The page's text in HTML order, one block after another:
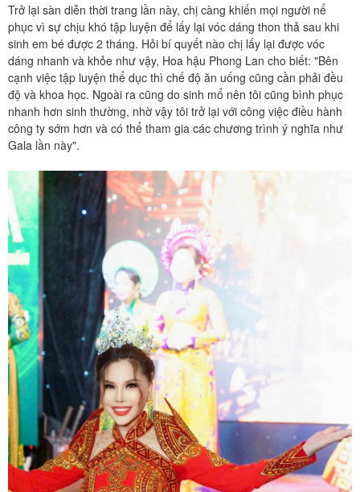
Trở lại sàn diễn thời trang lần này, chị càng khiến mọi người nể
phục vì sự chịu khó tập luyện để lấy lại vóc dáng thon thả sau khi
sinh em bé được 2 tháng. Hỏi bí quyết nào chị lấy lại được vóc
dáng nhanh và khỏe như vậy, Hoa hậu Phong Lan cho biết: "Bên
cạnh việc tập luyện thể dục thì chế độ ăn uống cũng cần phải đều
độ và khoa học. Ngoài ra cũng do sinh mổ nên tôi cũng bình phục
nhanh hơn sinh thường, nhờ vậy tôi trở lại với công việc điều hành
công ty sớm hơn và có thể tham gia các chương trình ý nghĩa như
Gala lần này".